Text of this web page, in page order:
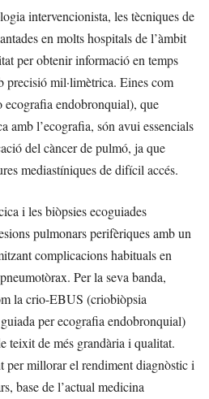
intervencionista, les tècniques de
en molts hospitals de l’àmbit
per obtenir informació en temps
precisió mil·limètrica. Eines com
endobronquial), que
amb l’ecografia, són avui essencials
del càncer de pulmó, ja que
mediastíniques de difícil accés.
i les biòpsies ecoguiades
pulmonars perifèriques amb un
complicacions habituals en
Per la seva banda,
la crio-EBUS (criobiòpsia
per ecografia endobronquial)
teixit de més grandària i qualitat.
per millorar el rendiment diagnòstic i
base de l’actual medicina